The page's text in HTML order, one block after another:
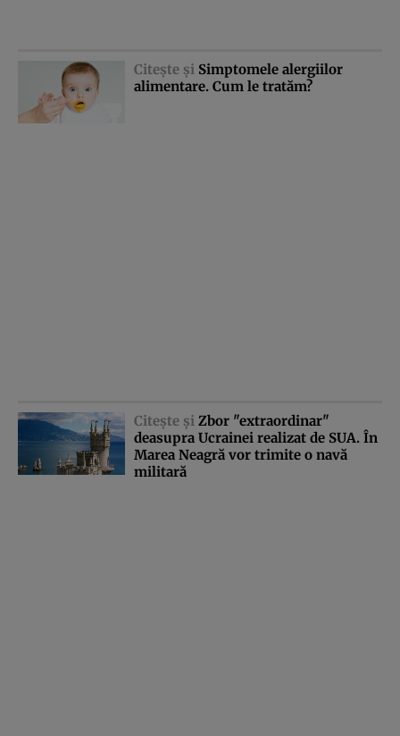
Citeşte şi Simptomele alergiilor
alimentare. Cum le tratăm?
Citeşte şi Zbor "extraordinar"
deasupra Ucrainei realizat de SUA. În
Marea Neagră vor trimite o navă
militară